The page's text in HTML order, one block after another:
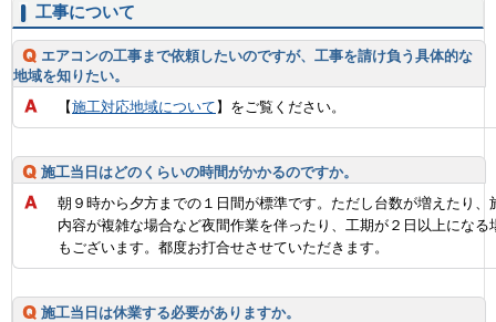
工事について
エアコンの工事まで依頼したいのですが、工事を請け負う具体的な
地域を知りたい。
【施工対応地域について】をご覧ください。
施工当日はどのくらいの時間がかかるのですか。
朝９時から夕方までの１日間が標準です。ただし台数が増えたり、
内容が複雑な場合など夜間作業を伴ったり、工期が２日以上になる
もございます。都度お打合せさせていただきます。
施工当日は休業する必要がありますか。